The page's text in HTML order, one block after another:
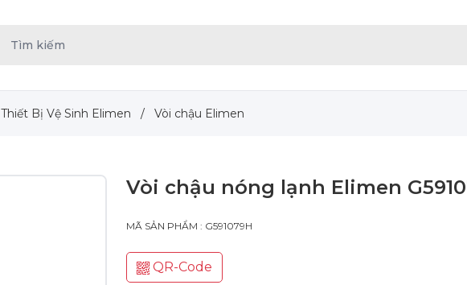
Thiết Bị Vệ Sinh Elimen / Vòi chậu Elimen
Vòi chậu nóng lạnh Elimen
MÃ SẢN PHẨM : G591079H
QR-Code